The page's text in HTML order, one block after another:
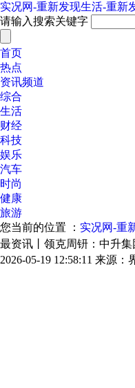
实况网-重新发现生活-重新
请输入搜索关键字
首页
热点
资讯频道
综合
生活
财经
科技
娱乐
汽车
时尚
健康
旅游
您当前的位置 ： 实况网-重
最资讯丨领克周钘：中升
2026-05-19 12:58:11 来源：